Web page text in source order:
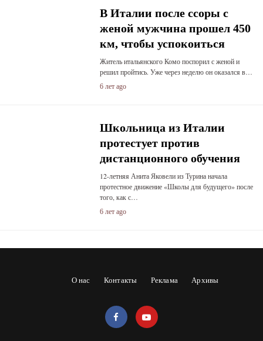
В Италии после ссоры с
женой мужчина прошел 450
км, чтобы успокоиться
Житель итальянского Комо поспорил с женой и
решил пройтись. Уже через неделю он оказался в…
6 лет ago
Школьница из Италии
протестует против
дистанционного обучения
12-летняя Анита Яковели из Турина начала
протестное движение «Школы для будущего» после
того, как с…
6 лет ago
О нас Контакты Реклама Архивы